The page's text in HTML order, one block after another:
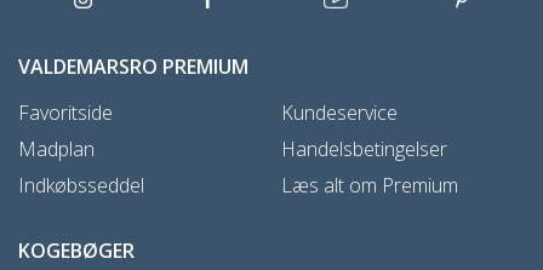
VALDEMARSRO PREMIUM
Favoritside
Madplan
Indkøbsseddel
Kundeservice
Handelsbetingelser
Læs alt om Premium
KOGEBØGER